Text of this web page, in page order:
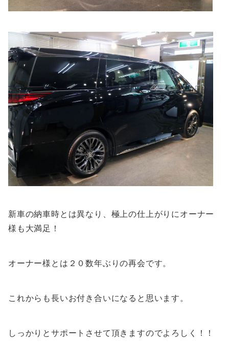
新車の納車時とは異なり、極上の仕上がりにオーナー
様も大満足！
オーナー様とは２０数年ぶりの再会です。
これからも長いお付き合いになると思います。
しっかりとサポートさせて頂きますのでよろしく！！